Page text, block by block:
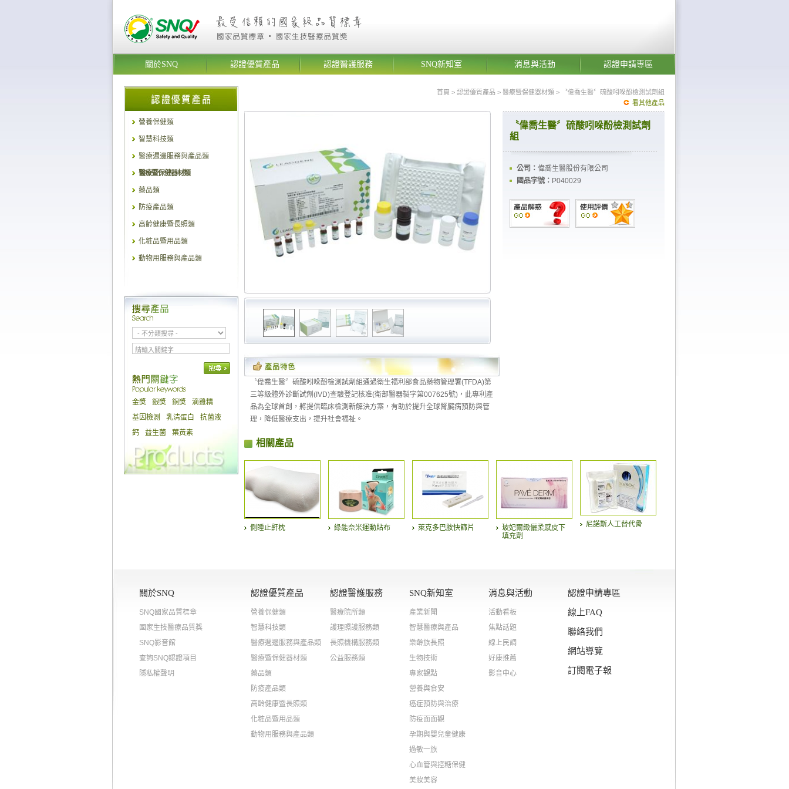
關於SNQ 認證優質產品 認證醫護服務 SNQ新知室 消息與活動 認證申請專區
營養保健類
智慧科技類
醫療週邊服務與產品類
醫療暨保健器材類
藥品類
防疫產品類
高齡健康暨長照類
化粧品暨用品類
動物用服務與產品類
金獎 銀獎 銅獎
滴雞精
基因檢測
乳清蛋白
抗菌液
鈣
益生菌 葉黃素
首頁 > 認證優質產品 > 醫療暨保健器材類 > 〝偉喬生醫〞硫酸吲哚酚檢測試劑組
看其他產品
〝偉喬生醫〞硫酸吲哚酚檢測試劑
組
公司： 偉喬生醫股份有限公司
國品字號： P040029
〝偉喬生醫〞硫酸吲哚酚檢測試劑組通過衛生福利部食品藥物管理署(TFDA)第
三等級體外診斷試劑(IVD)查驗登記核准(衛部醫器製字第007625號)，此專利產
品為全球首創，將提供臨床檢測新解決方案，有助於提升全球腎臟病預防與管
理，降低醫療支出，提升社會福祉。
相關產品
側睡止鼾枕 綠能奈米運動貼布 萊克多巴胺快篩片
玻妃爾緻儷柔感皮下
填充劑
尼諾斯人工替代骨
關於SNQ
SNQ國家品質標章
國家生技醫療品質獎
SNQ影音館
查詢SNQ認證項目
隱私權聲明
認證優質產品
營養保健類
智慧科技類
醫療週邊服務與產品類
醫療暨保健器材類
藥品類
防疫產品類
高齡健康暨長照類
化粧品暨用品類
動物用服務與產品類
認證醫護服務
醫療院所類
護理照護服務類
長照機構服務類
公益服務類
SNQ新知室
產業新聞
智慧醫療與產品
樂齡族長照
生物技術
專家觀點
營養與食安
癌症預防與治療
防疫面面觀
孕期與嬰兒童健康
過敏一族
心血管與控糖保健
美妝美容
消息與活動
活動看板
焦點話題
線上民調
好康推薦
影音中心
認證申請專區
線上FAQ
聯絡我們
網站導覽
訂閱電子報